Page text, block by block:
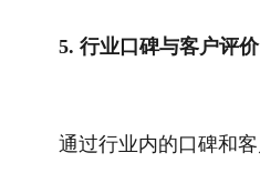
5. 行业口碑与客户评价
通过行业内的口碑和客